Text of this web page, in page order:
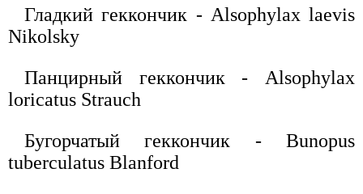
Гладкий геккончик - Alsophylax laevis
Nikolsky
Панцирный геккончик - Alsophylax
loricatus Strauch
Бугорчатый геккончик - Bunopus
tuberculatus Blanford